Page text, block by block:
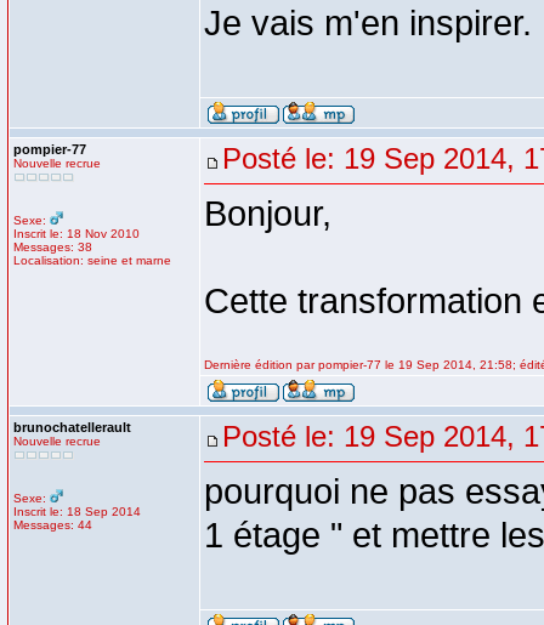
Je vais m'en inspirer.
pompier-77
Nouvelle recrue
Sexe:
Inscrit le: 18 Nov 2010
Messages: 38
Localisation: seine et marne
Posté le: 19 Sep 2014,
Bonjour,
Cette transformation
Dernière édition par pompier-77 le 19 Sep 2014, 21:58;
brunochatellerault
Nouvelle recrue
Sexe:
Inscrit le: 18 Sep 2014
Messages: 44
Posté le: 19 Sep 2014,
pourquoi ne pas
1 étage " et mettre